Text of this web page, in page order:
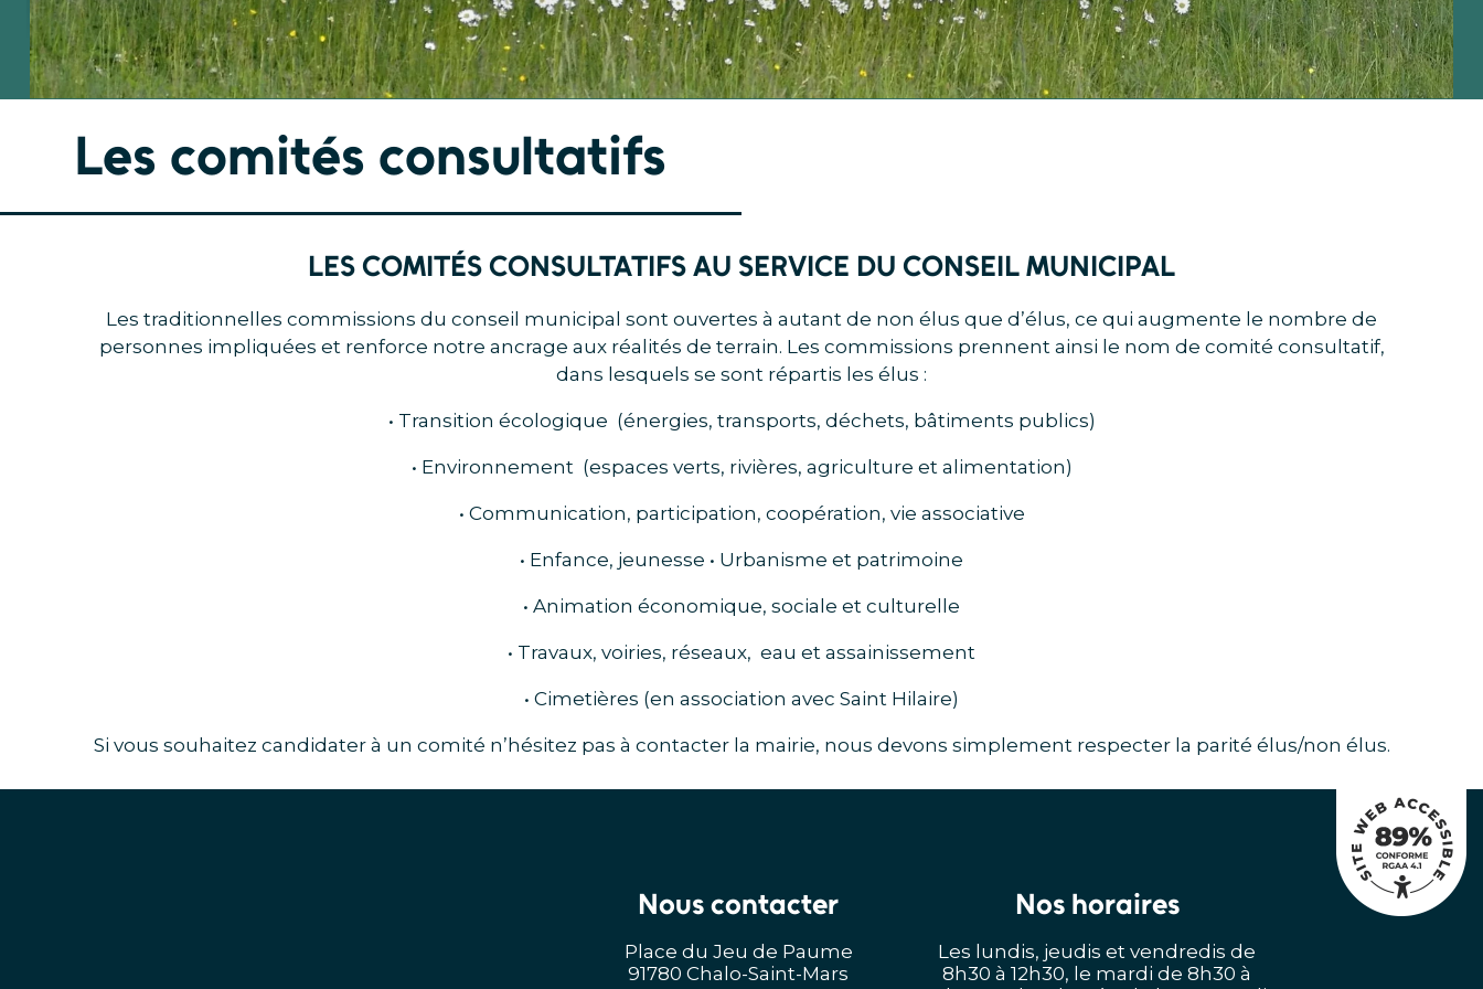
Les comités consultatifs
LES COMITÉS CONSULTATIFS AU SERVICE DU CONSEIL MUNICIPAL
Les traditionnelles commissions du conseil municipal sont ouvertes à autant de non élus que d’élus, ce qui augmente le nombre de
personnes impliquées et renforce notre ancrage aux réalités de terrain. Les commissions prennent ainsi le nom de comité consultatif,
dans lesquels se sont répartis les élus :
• Transition écologique (énergies, transports, déchets, bâtiments publics)
• Environnement (espaces verts, rivières, agriculture et alimentation)
• Communication, participation, coopération, vie associative
• Enfance, jeunesse • Urbanisme et patrimoine
• Animation économique, sociale et culturelle
• Travaux, voiries, réseaux, eau et assainissement
• Cimetières (en association avec Saint Hilaire)
Si vous souhaitez candidater à un comité n’hésitez pas à contacter la mairie, nous devons simplement respecter la parité élus/non élus.
Nous contacter
Place du Jeu de Paume
91780 Chalo-Saint-Mars
Nos horaires
Les lundis, jeudis et vendredis de
8h30 à 12h30, le mardi de 8h30 à